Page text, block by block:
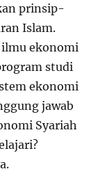
prinsip-
Islam.
ekonomi
studi
ekonomi
jawab
Syariah